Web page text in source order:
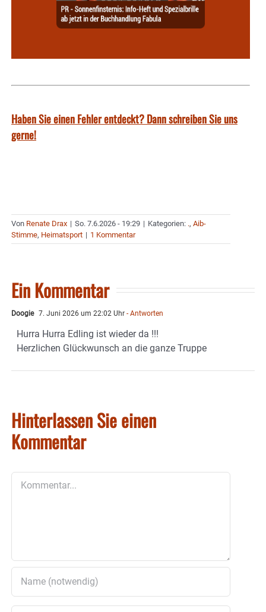
Haben Sie einen Fehler entdeckt? Dann schreiben Sie uns
gerne!
Von Renate Drax | So. 7.6.2026 - 19:29 | Kategorien: ., Aib-
Stimme, Heimatsport | 1 Kommentar
Ein Kommentar
Doogie 7. Juni 2026 um 22:02 Uhr - Antworten
Hurra Hurra Edling ist wieder da !!!
Herzlichen Glückwunsch an die ganze Truppe
Hinterlassen Sie einen
Kommentar